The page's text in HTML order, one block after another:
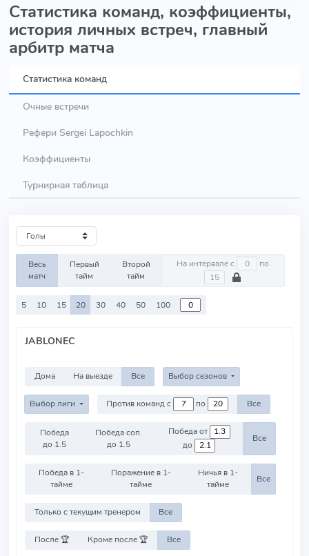
Статистика команд, коэффициенты,
история личных встреч, главный
арбитр матча
Статистика команд
Очные встречи
Рефери Sergei Lapochkin
Коэффициенты
Турнирная таблица
Весь
матч
Первый
тайм
Второй
тайм
На интервале с по
5 10 15 20 30 40 50 100
JABLONEC
Дома На выезде Все Выбор сезонов
Выбор лиги Против команд с по Все
Победа
до 1.5
Победа соп.
до 1.5
Победа от
до
Все
Победа в 1-
тайме
Поражение в 1-
тайме
Ничья в 1-
тайме
Все
Только с текущим тренером Все
После 🏆 Кроме после 🏆 Все